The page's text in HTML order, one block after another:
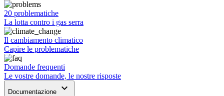
20 problematiche
La lotta contro i gas serra
Il cambiamento climatico
Capire le problematiche
Domande frequenti
Le vostre domande, le nostre risposte
Documentazione keyboard_arrow_down